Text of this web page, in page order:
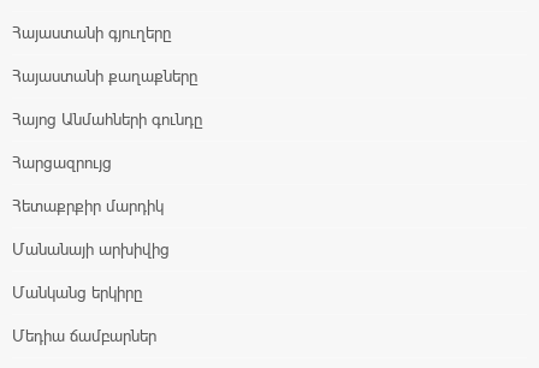
Հայաստանի գյուղերը
Հայաստանի քաղաքները
Հայոց Անմահների գունդը
Հարցազրույց
Հետաքրքիր մարդիկ
Մանանայի արխիվից
Մանկանց երկիրը
Մեդիա ճամբարներ